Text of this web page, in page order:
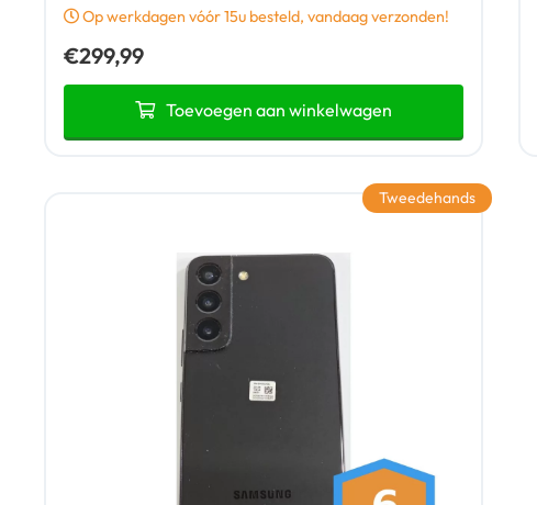
Op werkdagen vóór 15u besteld, vandaag verzonden!
€299,99
Toevoegen aan winkelwagen
Tweedehands